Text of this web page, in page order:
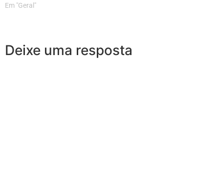
Em "Geral"
Deixe uma resposta